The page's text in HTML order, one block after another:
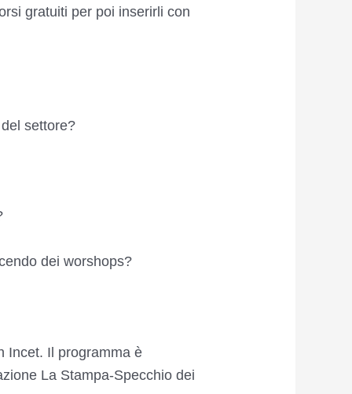
gratuiti per poi inserirli con
settore?
dei worshops?
Incet. Il programma è
La Stampa-Specchio dei